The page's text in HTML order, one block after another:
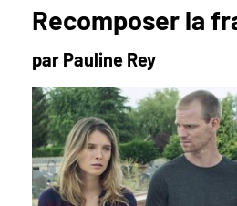
Recomposer la
par Pauline Rey